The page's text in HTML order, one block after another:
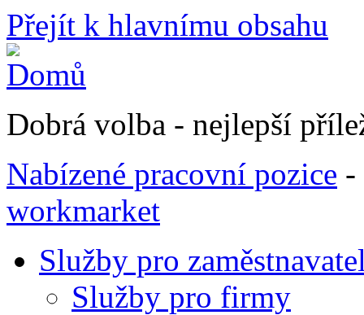
Přejít k hlavnímu obsahu
Dobrá volba - nejlepší
Nabízené pracovní pozice -
workmarket
Služby pro
Služby pro firmy